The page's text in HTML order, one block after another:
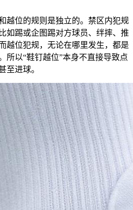
越位的规则是独立的。禁区内犯规
如踢或企图踢对方球员、绊摔、推
越位犯规，无论在哪里发生，都是
所以“鞋钉越位”本身不直接导致点
至进球。